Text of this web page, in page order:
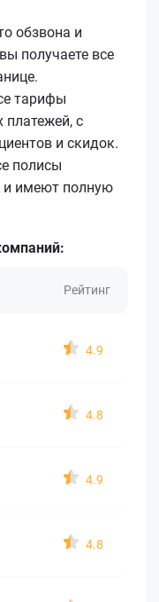
обзвона и
получаете все
тарифы
с
и скидок.
полисы
и имеют полную
Рейтинг
4.9
4.8
4.9
4.8